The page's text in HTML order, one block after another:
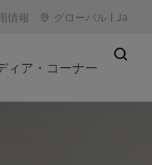
情報 グローバル | Ja
ィア・コーナー